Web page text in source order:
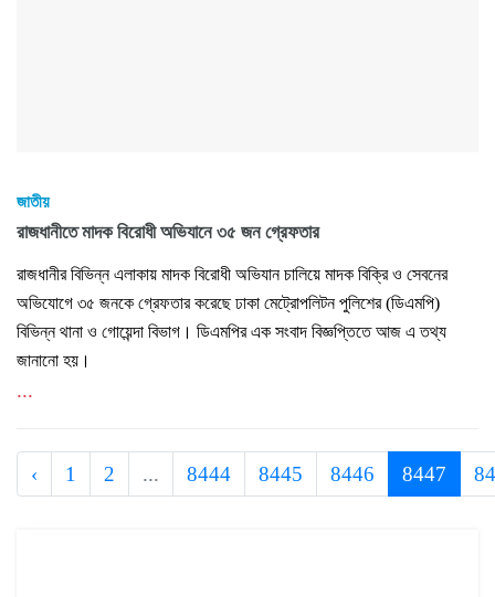
জাতীয়
রাজধানীতে মাদক বিরোধী অভিযানে ৩৫ জন গ্রেফতার
রাজধানীর বিভিন্ন এলাকায় মাদক বিরোধী অভিযান চালিয়ে মাদক বিক্রি ও সেবনের
অভিযোগে ৩৫ জনকে গ্রেফতার করেছে ঢাকা মেট্রোপলিটন পুলিশের (ডিএমপি)
বিভিন্ন থানা ও গোয়েন্দা বিভাগ। ডিএমপির এক সংবাদ বিজ্ঞপ্তিতে আজ এ তথ্য
জানানো হয়।
...
‹ 1 2 ... 8444 8445 8446 8447